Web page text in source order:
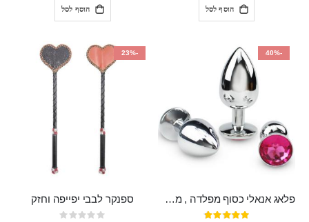
הוסף לסל הוסף לסל
-40%
פלאג אנאלי כסוף מפלדה , מתאים ללבישה מתחת לבגדים, בגודל 7.3 על 2.8 ס"מ
דירוג:
-23%
ספנקר לבבי יפייפה וחזק
Rating: